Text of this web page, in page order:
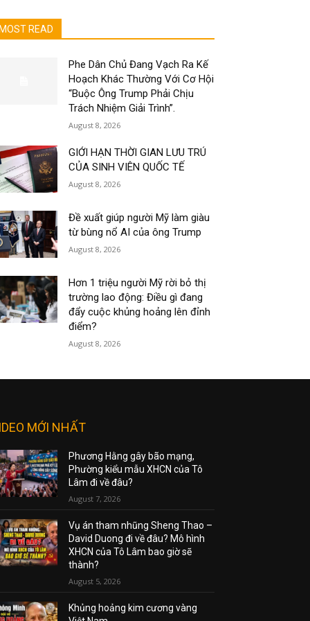
MOST READ
Phe Dân Chủ Đang Vạch Ra Kế
Hoạch Khác Thường Với Cơ Hội
“Buộc Ông Trump Phải Chịu
Trách Nhiệm Giải Trình”.
August 8, 2026
GIỚI HẠN THỜI GIAN LƯU TRÚ
CỦA SINH VIÊN QUỐC TẾ
August 8, 2026
Đề xuất giúp người Mỹ làm giàu
từ bùng nổ AI của ông Trump
August 8, 2026
Hơn 1 triệu người Mỹ rời bỏ thị
trường lao động: Điều gì đang
đẩy cuộc khủng hoảng lên đỉnh
điểm?
August 8, 2026
MỚI NHẤT
Phương Hằng gây bão mạng,
Phường kiểu mẫu XHCN của Tô
Lâm đi về đâu?
August 7, 2026
Vụ án tham nhũng Sheng Thao –
David Duong đi về đâu? Mô hình
XHCN của Tô Lâm bao giờ sẽ
thành?
August 5, 2026
Khủng hoảng kim cương vàng